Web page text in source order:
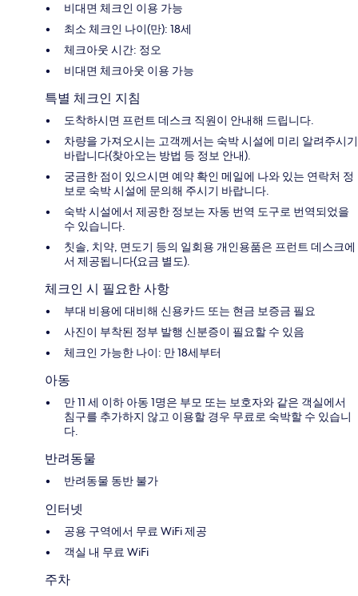
비대면 체크인 이용 가능
최소 체크인 나이(만): 18세
체크아웃 시간: 정오
비대면 체크아웃 이용 가능
특별 체크인 지침
도착하시면 프런트 데스크 직원이 안내해 드립니다.
차량을 가져오시는 고객께서는 숙박 시설에 미리 알려주시기
바랍니다(찾아오는 방법 등 정보 안내).
궁금한 점이 있으시면 예약 확인 메일에 나와 있는 연락처 정
보로 숙박 시설에 문의해 주시기 바랍니다.
숙박 시설에서 제공한 정보는 자동 번역 도구로 번역되었을
수 있습니다.
칫솔, 치약, 면도기 등의 일회용 개인용품은 프런트 데스크에
서 제공됩니다(요금 별도).
체크인 시 필요한 사항
부대 비용에 대비해 신용카드 또는 현금 보증금 필요
사진이 부착된 정부 발행 신분증이 필요할 수 있음
체크인 가능한 나이: 만 18세부터
아동
만 11 세 이하 아동 1명은 부모 또는 보호자와 같은 객실에서
침구를 추가하지 않고 이용할 경우 무료로 숙박할 수 있습니
다.
반려동물
반려동물 동반 불가
인터넷
공용 구역에서 무료 WiFi 제공
객실 내 무료 WiFi
주차